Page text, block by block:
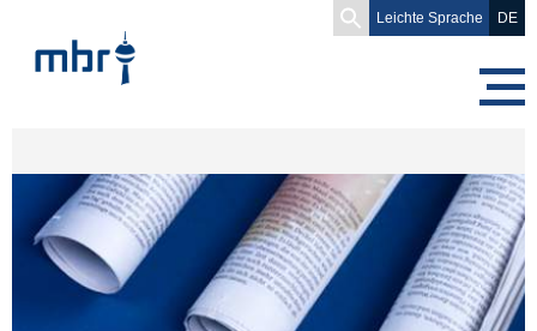
Search
for:
Leichte Sprache DE